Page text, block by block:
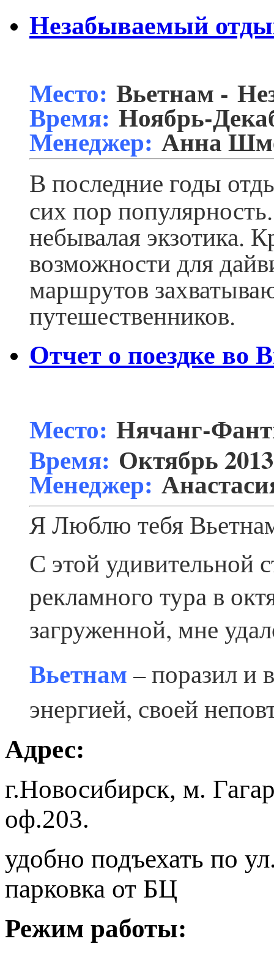
Незабываемый
Место: Вьетнам -
Время: Ноябрь-
Менеджер: Анна
В последние годы
сих пор
небывалая экзотика.
возможности для
маршрутов
путешественников.
Отчет о поездке во
Место: Нячанг-
Время: Октябрь 2013
Менеджер:
Я Люблю тебя
С этой удивительной
рекламного тура в
загруженной, мне
Вьетнам – поразил и
энергией, своей
Адрес:
г.Новосибирск, м.
оф.203.
удобно подъехать по
парковка от БЦ
Режим работы: